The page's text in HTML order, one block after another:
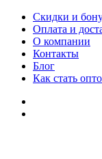
Скидки и
Оплата и
О компании
Контакты
Блог
Как стать